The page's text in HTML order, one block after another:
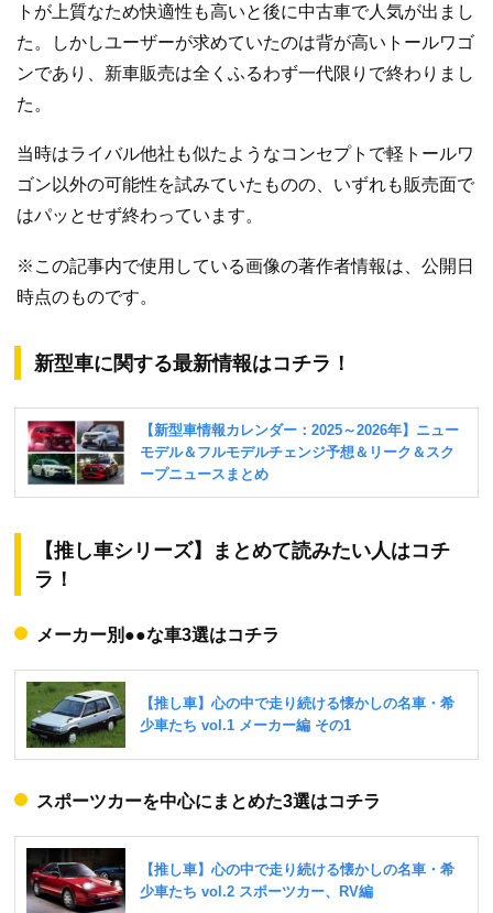
トが上質なため快適性も高いと後に中古車で人気が出まし
た。しかしユーザーが求めていたのは背が高いトールワゴ
ンであり、新車販売は全くふるわず一代限りで終わりまし
た。
当時はライバル他社も似たようなコンセプトで軽トールワ
ゴン以外の可能性を試みていたものの、いずれも販売面で
はパッとせず終わっています。
※この記事内で使用している画像の著作者情報は、公開日
時点のものです。
新型車に関する最新情報はコチラ！
【推し車シリーズ】まとめて読みたい人はコチ
ラ！
メーカー別●●な車3選はコチラ
スポーツカーを中心にまとめた3選はコチラ